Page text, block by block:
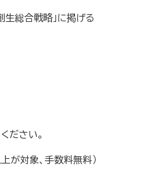
生総合戦略」に掲げる
ださい。
が対象、手数料無料）